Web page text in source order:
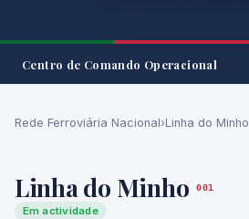
Centro de Comando Operacional
Rede Ferroviária Nacional›Linha do Minho
Linha do Minho 001
Em actividade